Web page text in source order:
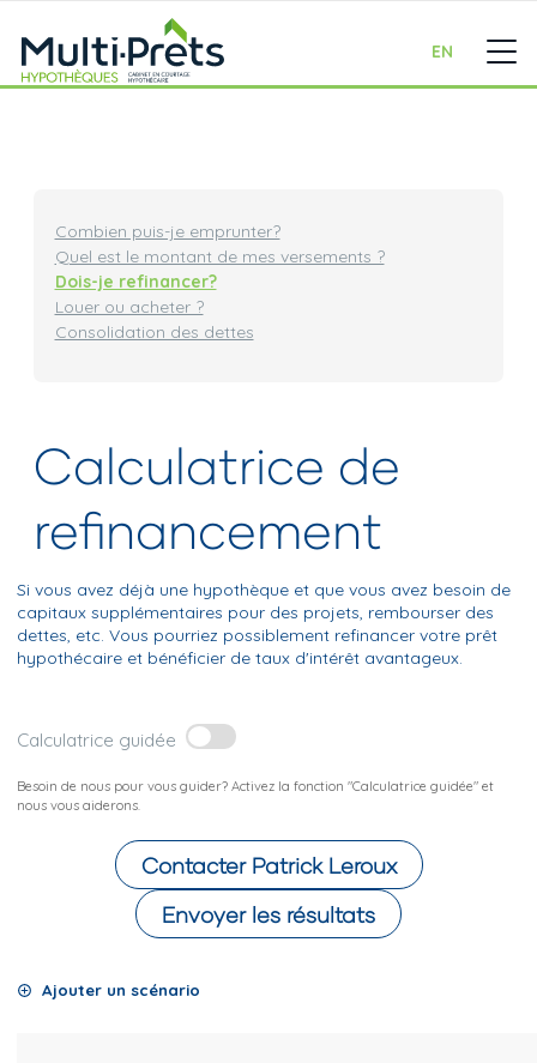
EN
Combien puis-je emprunter?
Quel est le montant de mes versements ?
Dois-je refinancer?
Louer ou acheter ?
Consolidation des dettes
Calculatrice de
refinancement
Si vous avez déjà une hypothèque et que vous avez besoin de
capitaux supplémentaires pour des projets, rembourser des
dettes, etc. Vous pourriez possiblement refinancer votre prêt
hypothécaire et bénéficier de taux d'intérêt avantageux.
Calculatrice guidée
Besoin de nous pour vous guider? Activez la fonction "Calculatrice guidée" et
nous vous aiderons.
Contacter Patrick Leroux
Envoyer les résultats
Ajouter un scénario